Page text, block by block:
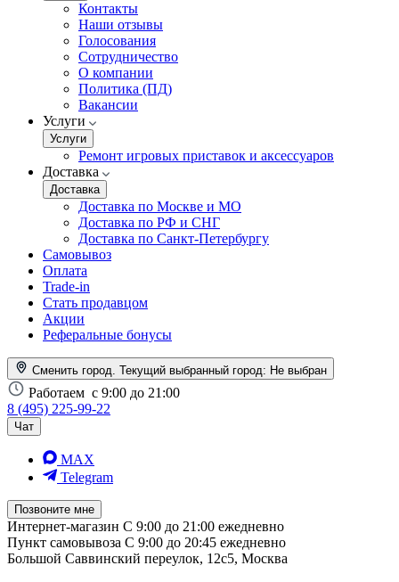
Контакты
Наши отзывы
Голосования
Сотрудничество
О компании
Политика (ПД)
Вакансии
Услуги
Услуги
Ремонт игровых приставок и аксессуаров
Доставка
Доставка
Доставка по Москве и МО
Доставка по РФ и СНГ
Доставка по Санкт-Петербургу
Самовывоз
Оплата
Trade-in
Стать продавцом
Акции
Реферальные бонусы
Сменить город. Текущий выбранный город: Не выбран
Работаем с 9:00 до 21:00
8 (495) 225-99-22
Чат
MAX
Telegram
Позвоните мне
Интернет-магазин С 9:00 до 21:00 ежедневно
Пункт самовывоза С 9:00 до 20:45 ежедневно
Большой Саввинский переулок, 12с5, Москва